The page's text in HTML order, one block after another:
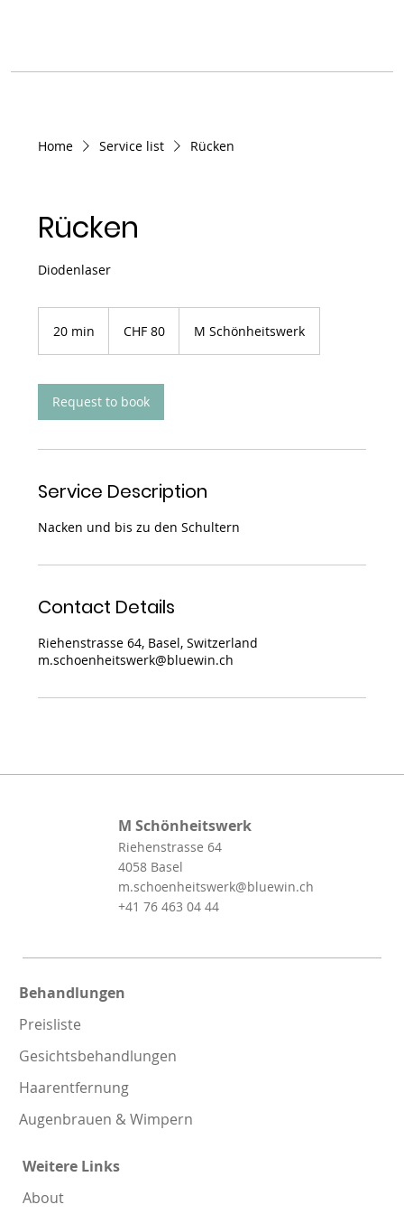
Home Service list Rücken
Rücken
Diodenlaser
20 min
i
n
Franken
CHF 80 M Schönheitswerk
Request to book
Service Description
Nacken und bis zu den Schultern
Contact Details
Riehenstrasse 64, Basel, Switzerland
m.schoenheitswerk@bluewin.ch
Behandlungen
Preisliste
Gesichtsbehandlungen
Haarentfernung
Augenbrauen & Wimpern
Weitere Links
About
M Schönheitswerk
Riehenstrasse 64
4058 Basel
m.schoenheitswerk@bluewin.ch
+41 76 463 04 44